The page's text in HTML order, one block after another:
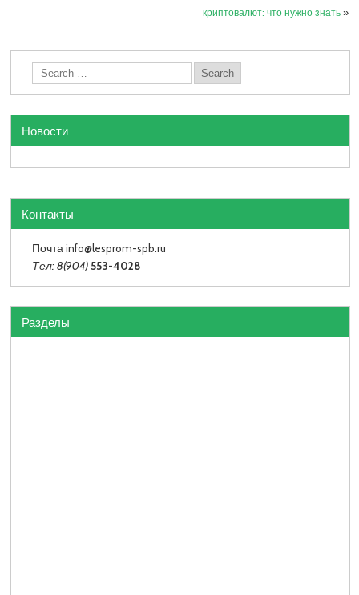
криптовалют: что нужно знать»
Новости
Контакты
Почта info@lesprom-spb.ru
Тел: 8(904) 553-4028
Разделы